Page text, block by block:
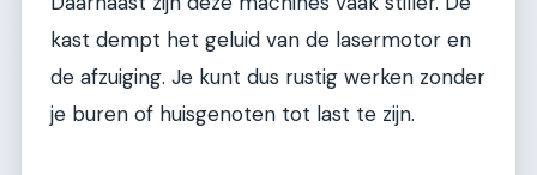
kast dempt het geluid van de lasermotor en
de afzuiging. Je kunt dus rustig werken zonder
je buren of huisgenoten tot last te zijn.